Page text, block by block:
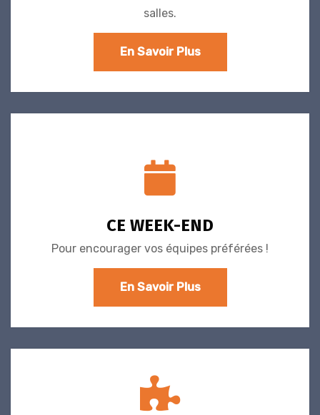
salles.
En Savoir Plus
CE WEEK-END
Pour encourager vos équipes préférées !
En Savoir Plus